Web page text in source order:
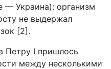
— Украина): организм
не выдержал
[2].
Петру I пришлось
между несколькими